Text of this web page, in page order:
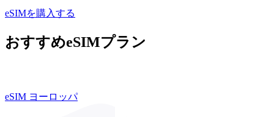
eSIMを購入する
おすすめeSIMプラン
eSIM ヨーロッパ